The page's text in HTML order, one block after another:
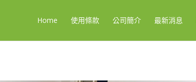
Home 使用條款 公司簡介 最新消息